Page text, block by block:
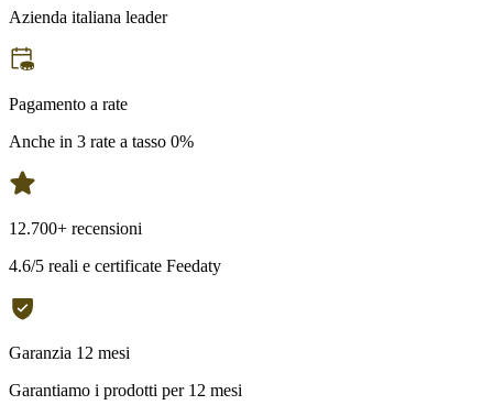
Azienda italiana leader
Pagamento a rate
Anche in 3 rate a tasso 0%
12.700+ recensioni
4.6/5 reali e certificate Feedaty
Garanzia 12 mesi
Garantiamo i prodotti per 12 mesi